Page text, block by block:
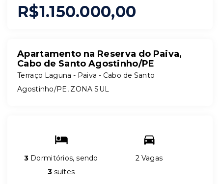
R$1.150.000,00
Apartamento na Reserva do Paiva,
Cabo de Santo Agostinho/PE
Terraço Laguna - Paiva - Cabo de Santo
Agostinho/PE, ZONA SUL
3 Dormitórios, sendo
3suítes
2 Vagas